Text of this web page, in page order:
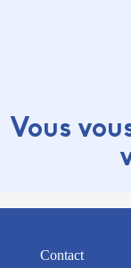
Vous
Contact